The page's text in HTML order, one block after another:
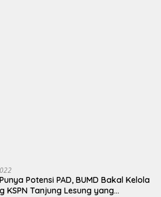
Potensi PAD, BUMD Bakal Kelola
KSPN Tanjung Lesung yang